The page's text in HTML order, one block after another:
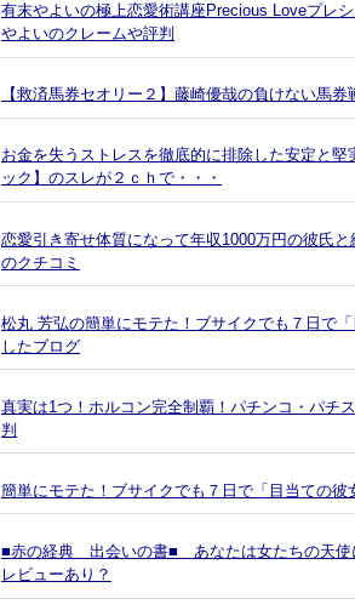
有末やよいの極上恋愛術講座Precious Loveプ
やよいのクレームや評判
【救済馬券セオリー２】藤崎優哉の負けない馬券
お金を失うストレスを徹底的に排除した安定と
ック】のスレが２ｃｈで・・・
恋愛引き寄せ体質になって年収1000万円の彼氏
のクチコミ
松丸 芳弘の簡単にモテた！ブサイクでも７日で
したブログ
真実は1つ！ホルコン完全制覇！パチンコ・パチ
判
簡単にモテた！ブサイクでも７日で「目当ての
■赤の経典 出会いの書■ あなたは女たちの天使
レビューあり？